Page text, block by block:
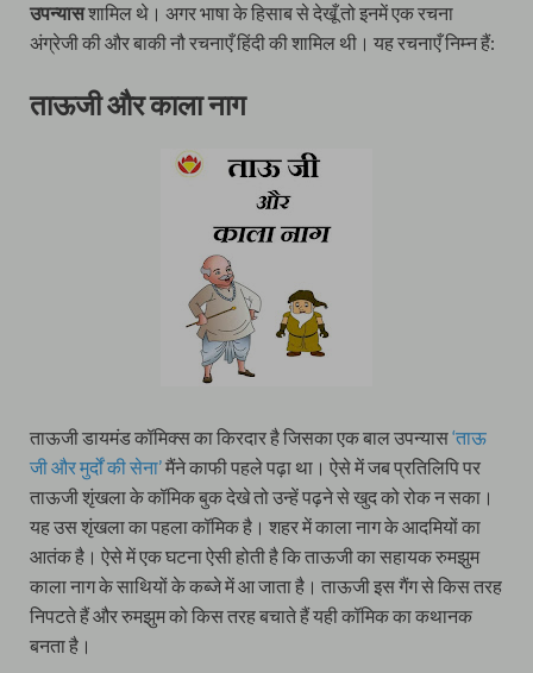
उपन्यासशामिल थे। अगर भाषा के हिसाब से देखूँ तो इनमें एक रचना
अंग्रेजी की और बाकी नौ रचनाएँ हिंदी की शामिल थी। यह रचनाएँ निम्न हैं:
ताऊजी और काला नाग
ताऊजी डायमंड कॉमिक्स का किरदार है जिसका एक बाल उपन्यास‘ताऊ
जी और मुर्दों की सेना’मैंने काफी पहले पढ़ा था। ऐसे में जब प्रतिलिपि पर
ताऊजी शृंखला के कॉमिक बुक देखे तो उन्हें पढ़ने से खुद को रोक न सका।
यह उस शृंखला का पहला कॉमिक है। शहर में काला नाग के आदमियों का
आतंक है। ऐसे में एक घटना ऐसी होती है कि ताऊजी का सहायक रुमझुम
काला नाग के साथियों के कब्जे में आ जाता है। ताऊजी इस गैंग से किस तरह
निपटते हैं और रुमझुम को किस तरह बचाते हैं यही कॉमिक का कथानक
बनता है।